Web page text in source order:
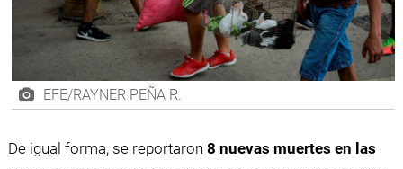
EFE/RAYNER PEÑA R.
De igual forma, se reportaron 8 nuevas muertes en las